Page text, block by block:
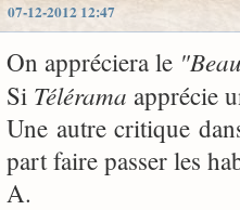
07-12-2012 12:47
On appréciera le
Si Télérama apprécie
Une autre critique
part faire passer les
A.